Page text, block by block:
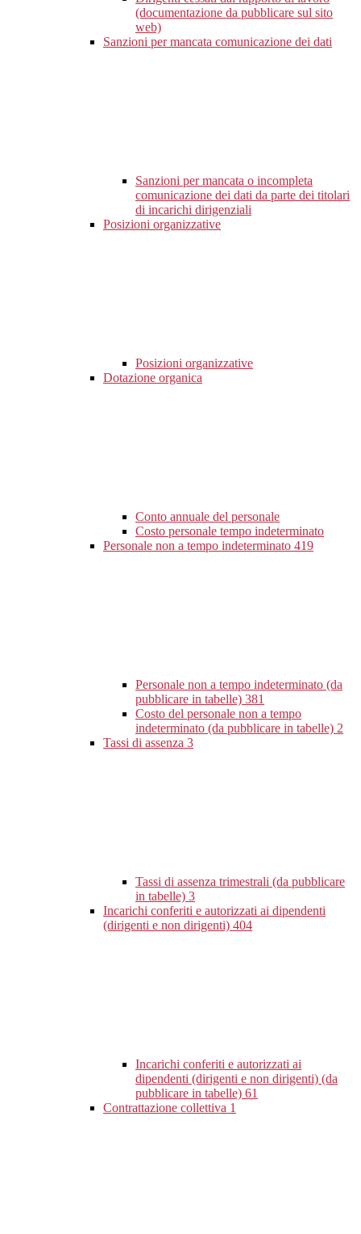
(documentazione da pubblicare sul sito
web)
Sanzioni per mancata comunicazione dei dati
Sanzioni per mancata o incompleta
comunicazione dei dati da parte dei titolari
di incarichi dirigenziali
Posizioni organizzative
Posizioni organizzative
Dotazione organica
Conto annuale del personale
Costo personale tempo indeterminato
Personale non a tempo indeterminato 419
Personale non a tempo indeterminato (da
pubblicare in tabelle) 381
Costo del personale non a tempo
indeterminato (da pubblicare in tabelle) 2
Tassi di assenza 3
Tassi di assenza trimestrali (da pubblicare
in tabelle) 3
Incarichi conferiti e autorizzati ai dipendenti
(dirigenti e non dirigenti) 404
Incarichi conferiti e autorizzati ai
dipendenti (dirigenti e non dirigenti) (da
pubblicare in tabelle) 61
Contrattazione collettiva 1